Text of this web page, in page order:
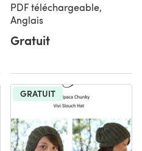
PDF téléchargeable,
Anglais
Gratuit
GRATUIT